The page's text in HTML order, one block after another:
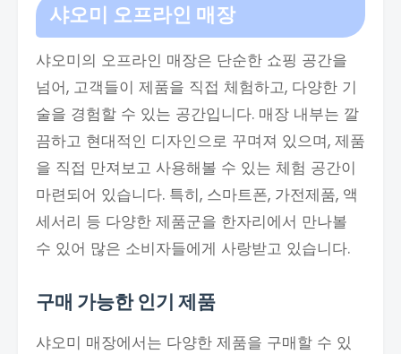
샤오미 오프라인 매장
샤오미의 오프라인 매장은 단순한 쇼핑 공간을
넘어, 고객들이 제품을 직접 체험하고, 다양한 기
술을 경험할 수 있는 공간입니다. 매장 내부는 깔
끔하고 현대적인 디자인으로 꾸며져 있으며, 제품
을 직접 만져보고 사용해볼 수 있는 체험 공간이
마련되어 있습니다. 특히, 스마트폰, 가전제품, 액
세서리 등 다양한 제품군을 한자리에서 만나볼
수 있어 많은 소비자들에게 사랑받고 있습니다.
구매 가능한 인기 제품
샤오미 매장에서는 다양한 제품을 구매할 수 있